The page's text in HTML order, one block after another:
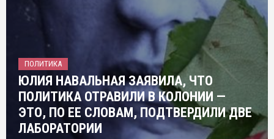
ПОЛИТИКА
ЮЛИЯ НАВАЛЬНАЯ ЗАЯВИЛА, ЧТО
ПОЛИТИКА ОТРАВИЛИ В КОЛОНИИ —
ЭТО, ПО ЕЕ СЛОВАМ, ПОДТВЕРДИЛИ ДВЕ
ЛАБОРАТОРИИ